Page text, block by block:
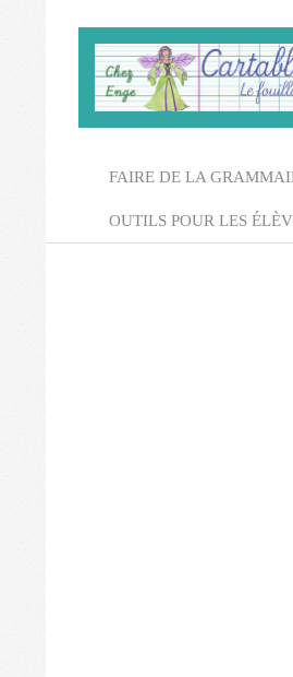
content
Cartable
d'une
maitresse
Secondary
Menu
FAIRE DE LA
OUTILS POUR LES